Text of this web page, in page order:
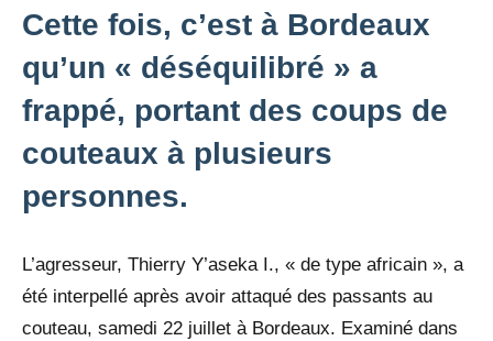
Cette fois, c’est à Bordeaux
qu’un « déséquilibré » a
frappé, portant des coups de
couteaux à plusieurs
personnes.
L’agresseur, Thierry Y’aseka I., « de type africain », a
été interpellé après avoir attaqué des passants au
couteau, samedi 22 juillet à Bordeaux. Examiné dans